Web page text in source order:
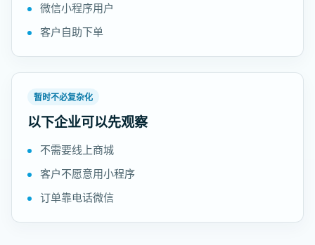
微信小程序用户
客户自助下单
暂时不必复杂化
以下企业可以先观察
不需要线上商城
客户不愿意用小程序
订单靠电话微信